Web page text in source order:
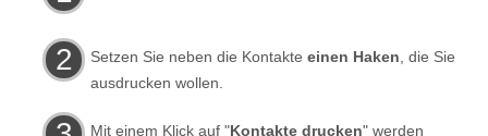
Setzen Sie neben die Kontakte einen Haken , die Sie
ausdrucken wollen.
Mit einem Klick auf "Kontakte drucken" werden